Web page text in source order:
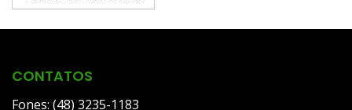
CONTATOS
Fones: (48) 3235-1183